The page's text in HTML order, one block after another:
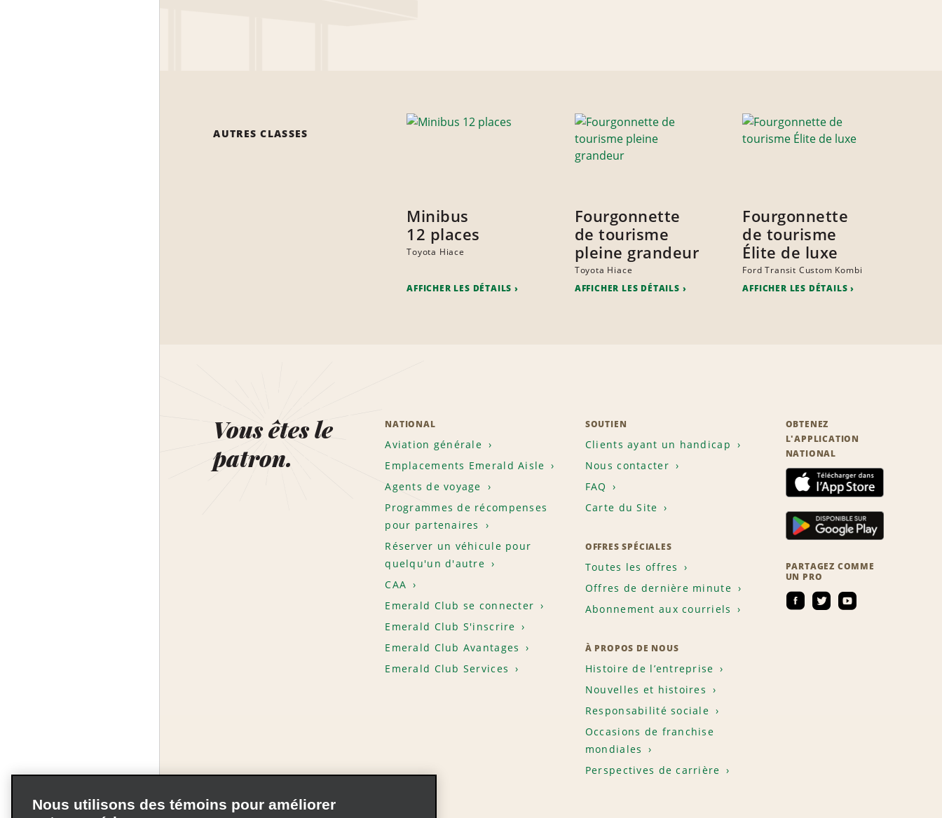
AUTRES CLASSES
Minibus
12 places
Toyota Hiace
AFFICHER LES DÉTAILS
Fourgonnette
de tourisme
pleine grandeur
Toyota Hiace
AFFICHER LES DÉTAILS
Fourgonnette
de tourisme
Élite de luxe
Ford Transit Custom Kombi
AFFICHER LES DÉTAILS
Vous êtes le
patron.
NATIONAL
Aviation générale
Emplacements Emerald Aisle
Agents de voyage
Programmes de récompenses
pour partenaires
Réserver un véhicule pour
quelqu'un d'autre
CAA
Emerald Club se connecter
Emerald Club S'inscrire
Emerald Club Avantages
Emerald Club Services
SOUTIEN
Clients ayant un handicap
Nous contacter
FAQ
Carte du Site
OFFRES SPÉCIALES
Toutes les offres
Offres de dernière minute
Abonnement aux courriels
À PROPOS DE NOUS
Histoire de l’entreprise
Nouvelles et histoires
Responsabilité sociale
Occasions de franchise
mondiales
Perspectives de carrière
OBTENEZ
L'APPLICATION
NATIONAL
PARTAGEZ COMME
UN PRO
Nous utilisons des témoins pour améliorer